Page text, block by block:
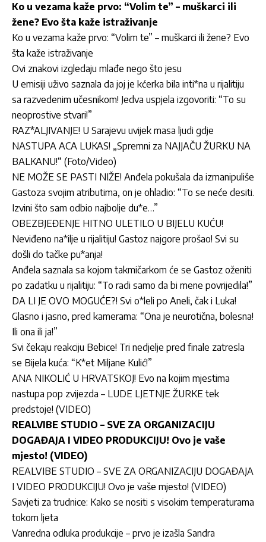
Ko u vezama kaže prvo: “Volim te” – muškarci ili
žene? Evo šta kaže istraživanje
Ko u vezama kaže prvo: “Volim te” – muškarci ili žene? Evo
šta kaže istraživanje
Ovi znakovi izgledaju mlađe nego što jesu
U emisiji uživo saznala da joj je kćerka bila inti*na u rijalitiju
sa razvedenim učesnikom! Jedva uspjela izgovoriti: “To su
neoprostive stvari!”
RAZ*ALJIVANJE! U Sarajevu uvijek masa ljudi gdje
NASTUPA ACA LUKAS! „Spremni za NAJJAČU ŽURKU NA
BALKANU!“ (Foto/Video)
NE MOŽE SE PASTI NIŽE! Anđela pokušala da izmanipuliše
Gastoza svojim atributima, on je ohladio: “To se neće desiti.
Izvini što sam odbio najbolje du*e…”
OBEZBJEĐENJE HITNO ULETILO U BIJELU KUĆU!
Neviđeno na*ilje u rijalitiju! Gastoz najgore prošao! Svi su
došli do tačke pu*anja!
Anđela saznala sa kojom takmičarkom će se Gastoz oženiti
po zadatku u rijalitiju: “To radi samo da bi mene povrijedila!”
DA LI JE OVO MOGUĆE?! Svi o*leli po Aneli, čak i Luka!
Glasno i jasno, pred kamerama: “Ona je neurotična, bolesna!
Ili ona ili ja!”
Svi čekaju reakciju Bebice! Tri nedjelje pred finale zatresla
se Bijela kuća: “K*et Miljane Kulić!”
ANA NIKOLIĆ U HRVATSKOJ! Evo na kojim mjestima
nastupa pop zvijezda – LUDE LJETNJE ŽURKE tek
predstoje! (VIDEO)
REALVIBE STUDIO – SVE ZA ORGANIZACIJU
DOGAĐAJA I VIDEO PRODUKCIJU! Ovo je vaše
mjesto! (VIDEO)
REALVIBE STUDIO – SVE ZA ORGANIZACIJU DOGAĐAJA
I VIDEO PRODUKCIJU! Ovo je vaše mjesto! (VIDEO)
Savjeti za trudnice: Kako se nositi s visokim temperaturama
tokom ljeta
Vanredna odluka produkcije – prvo je izašla Sandra